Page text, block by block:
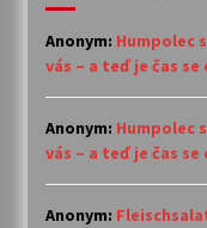
Anonym: Humpolec
vás – a teď je čas se
Anonym: Humpolec
vás – a teď je čas se
Anonym: